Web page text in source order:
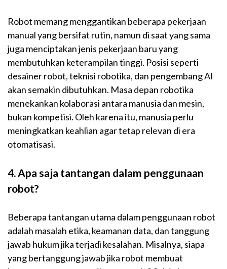
Robot memang menggantikan beberapa pekerjaan
manual yang bersifat rutin, namun di saat yang sama
juga menciptakan jenis pekerjaan baru yang
membutuhkan keterampilan tinggi. Posisi seperti
desainer robot, teknisi robotika, dan pengembang AI
akan semakin dibutuhkan. Masa depan robotika
menekankan kolaborasi antara manusia dan mesin,
bukan kompetisi. Oleh karena itu, manusia perlu
meningkatkan keahlian agar tetap relevan di era
otomatisasi.
4. Apa saja tantangan dalam penggunaan
robot?
Beberapa tantangan utama dalam penggunaan robot
adalah masalah etika, keamanan data, dan tanggung
jawab hukum jika terjadi kesalahan. Misalnya, siapa
yang bertanggung jawab jika robot membuat